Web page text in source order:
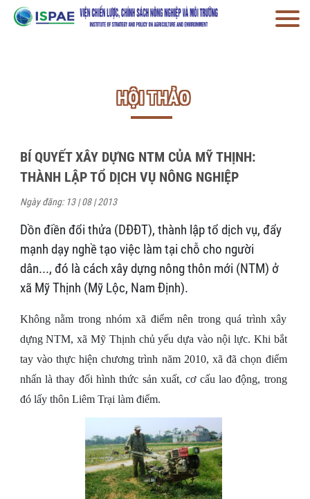
HỘI THẢO
BÍ QUYẾT XÂY DỰNG NTM CỦA MỸ THỊNH:
THÀNH LẬP TỔ DỊCH VỤ NÔNG NGHIỆP
Ngày đăng: 13 | 08 | 2013
Dồn điền đổi thửa (DĐĐT), thành lập tổ dịch vụ, đẩy
mạnh dạy nghề tạo việc làm tại chỗ cho người
dân..., đó là cách xây dựng nông thôn mới (NTM) ở
xã Mỹ Thịnh (Mỹ Lộc, Nam Định).
Không nằm trong nhóm xã điểm nên trong quá trình xây
dựng NTM, xã Mỹ Thịnh chủ yếu dựa vào nội lực. Khi bắt
tay vào thực hiện chương trình năm 2010, xã đã chọn điểm
nhấn là thay đổi hình thức sản xuất, cơ cấu lao động, trong
đó lấy thôn Liêm Trại làm điểm.